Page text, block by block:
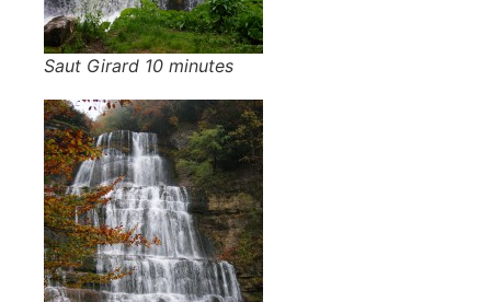
Saut Girard 10 minutes